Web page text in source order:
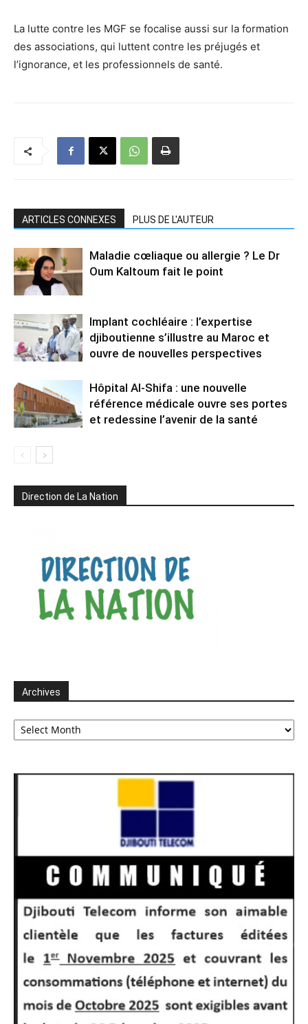
La lutte contre les MGF se focalise aussi sur la formation
des associations, qui luttent contre les préjugés et
l’ignorance, et les professionnels de santé.
ARTICLES CONNEXES PLUS DE L'AUTEUR
Maladie cœliaque ou allergie ? Le Dr
Oum Kaltoum fait le point
Implant cochléaire : l’expertise
djiboutienne s’illustre au Maroc et
ouvre de nouvelles perspectives
Hôpital Al-Shifa : une nouvelle
référence médicale ouvre ses portes
et redessine l’avenir de la santé
Direction de La Nation
Archives
Archives